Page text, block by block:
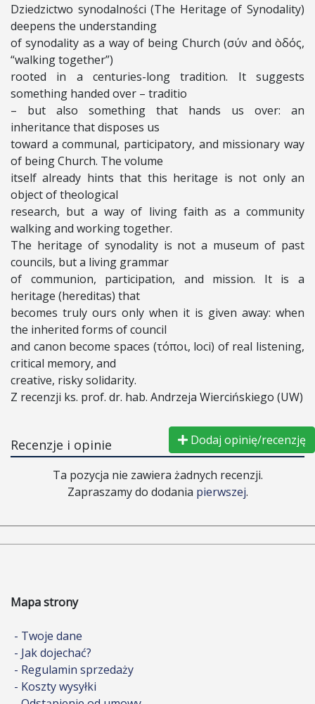
Dziedzictwo synodalności (The Heritage of Synodality)
deepens the understanding
of synodality as a way of being Church (σύν and òδός,
“walking together”)
rooted in a centuries-long tradition. It suggests
something handed over – traditio
– but also something that hands us over: an
inheritance that disposes us
toward a communal, participatory, and missionary way
of being Church. The volume
itself already hints that this heritage is not only an
object of theological
research, but a way of living faith as a community
walking and working together.
The heritage of synodality is not a museum of past
councils, but a living grammar
of communion, participation, and mission. It is a
heritage (hereditas) that
becomes truly ours only when it is given away: when
the inherited forms of council
and canon become spaces (τόποι, loci) of real listening,
critical memory, and
creative, risky solidarity.
Z recenzji ks. prof. dr. hab. Andrzeja Wiercińskiego (UW)
Recenzje i opinie Dodaj opinię/recenzję
Ta pozycja nie zawiera żadnych recenzji.
Zapraszamy do dodania pierwszej.
Mapa strony
- Twoje dane
- Jak dojechać?
- Regulamin sprzedaży
- Koszty wysyłki